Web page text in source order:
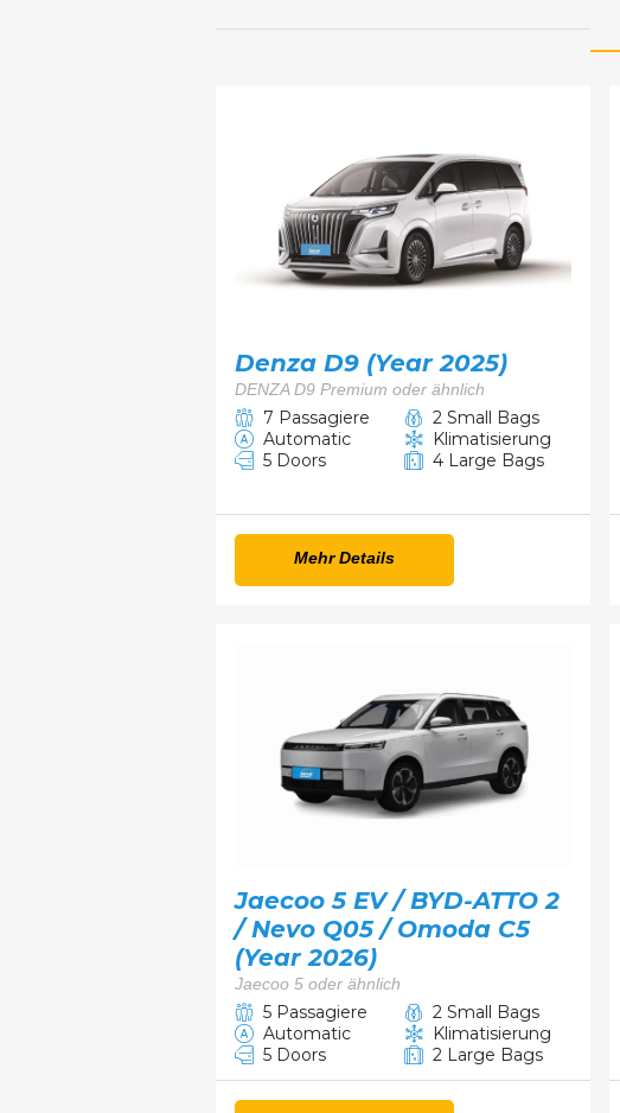
Denza D9 (Year 2025)
DENZA D9 Premium oder ähnlich
7 Passagiere
2 Small Bags
Automatic
Klimatisierung
5 Doors
4 Large Bags
Mehr Details
Jaecoo 5 EV / BYD-ATTO 2
/ Nevo Q05 / Omoda C5
(Year 2026)
Jaecoo 5 oder ähnlich
5 Passagiere
2 Small Bags
Automatic
Klimatisierung
5 Doors
2 Large Bags